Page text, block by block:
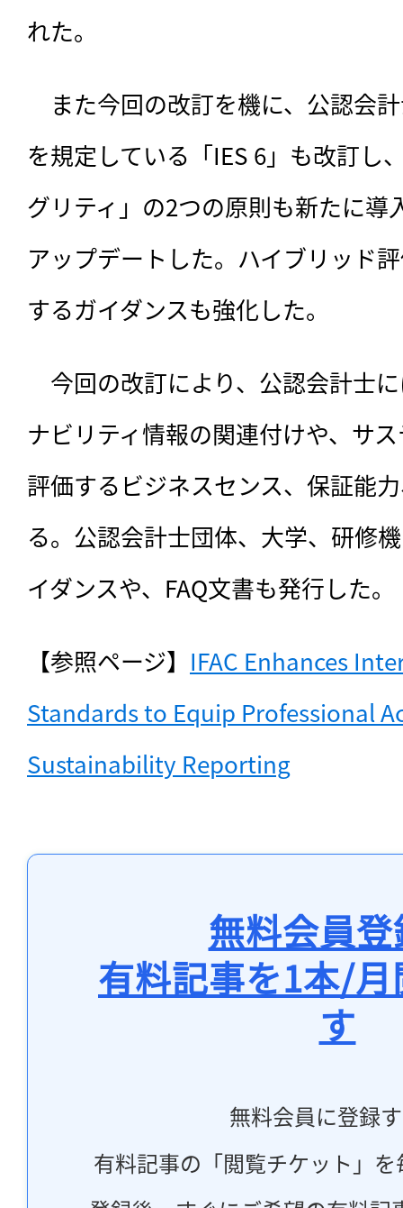
れた。
また今回の改訂を機に、公認会
を規定している「IES 6」も改訂し
グリティ」の2つの原則も新たに導
アップデートした。ハイブリッド
するガイダンスも強化した。
今回の改訂により、公認会計士
ナビリティ情報の関連付けや、サ
評価するビジネスセンス、保証能
る。公認会計士団体、大学、研修
イダンスや、FAQ文書も発行した。
【参照ページ】 IFAC Enhances
Standards to Equip Professional
Sustainability Reporting
無料会員
有料記事を1本/
す
無料会員に登録
有料記事の「閲覧チケット」